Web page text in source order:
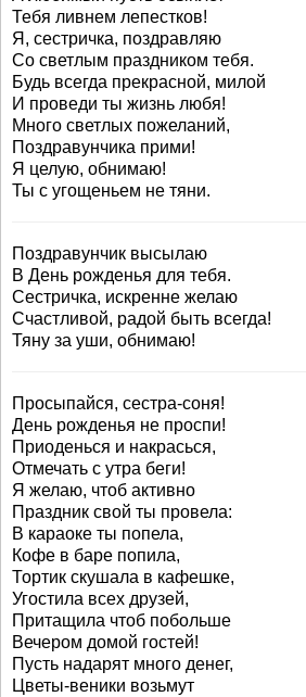
Тебя ливнем лепестков!
Я, сестричка, поздравляю
Со светлым праздником тебя.
Будь всегда прекрасной, милой
И проведи ты жизнь любя!
Много светлых пожеланий,
Поздравунчика прими!
Я целую, обнимаю!
Ты с угощеньем не тяни.
Поздравунчик высылаю
В День рожденья для тебя.
Сестричка, искренне желаю
Счастливой, радой быть всегда!
Тяну за уши, обнимаю!
Просыпайся, сестра-соня!
День рожденья не проспи!
Приоденься и накрасься,
Отмечать с утра беги!
Я желаю, чтоб активно
Праздник свой ты провела:
В караоке ты попела,
Кофе в баре попила,
Тортик скушала в кафешке,
Угостила всех друзей,
Притащила чтоб побольше
Вечером домой гостей!
Пусть надарят много денег,
Цветы-веники возьмут